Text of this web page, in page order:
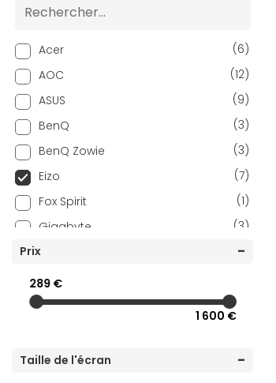
Acer
(6)
AOC
(12)
ASUS
(9)
BenQ
(3)
BenQ Zowie
(3)
Eizo
(7)
Fox Spirit
(1)
Gigabyte
(3)
HP
(2)
iiyama
INOVU
(2)
LG
Prix
289 €
1 600 €
Taille de l'écran